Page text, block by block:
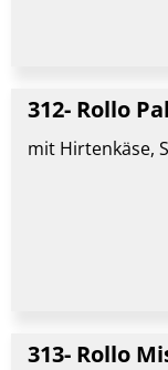
312- Rollo
mit Hirtenkäse,
313- Rollo